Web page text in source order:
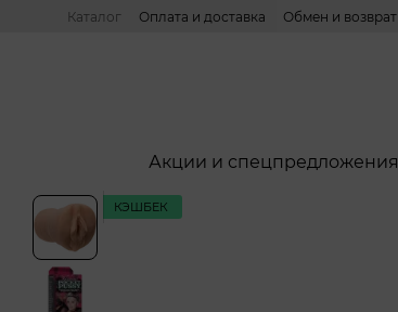
Перейти к основному контенту
Каталог Оплата и доставка Обмен и возврат
Акции и спецпредложения
КЭШБЕК